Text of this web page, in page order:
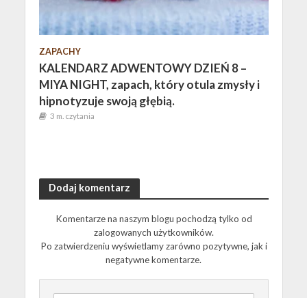
ZAPACHY
KALENDARZ ADWENTOWY DZIEŃ 8 –
MIYA NIGHT, zapach, który otula zmysły i
hipnotyzuje swoją głębią.
3 m. czytania
Dodaj komentarz
Komentarze na naszym blogu pochodzą tylko od
zalogowanych użytkowników.
Po zatwierdzeniu wyświetlamy zarówno pozytywne, jak i
negatywne komentarze.